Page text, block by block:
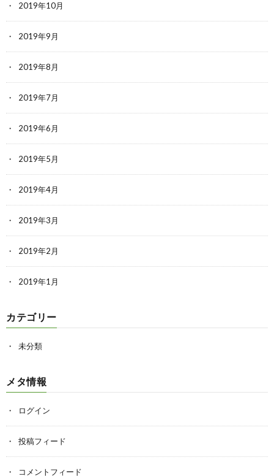
2019年10月
2019年9月
2019年8月
2019年7月
2019年6月
2019年5月
2019年4月
2019年3月
2019年2月
2019年1月
カテゴリー
未分類
メタ情報
ログイン
投稿フィード
コメントフィード